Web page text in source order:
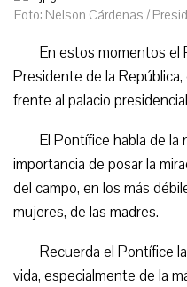
Foto: Nelson Cárdenas /
En estos momentos el
Presidente de la
frente al palacio
El Pontífice habla de la
importancia de posar la
del campo, en los más
mujeres, de las madres.
Recuerda el Pontífice
vida, especialmente de la